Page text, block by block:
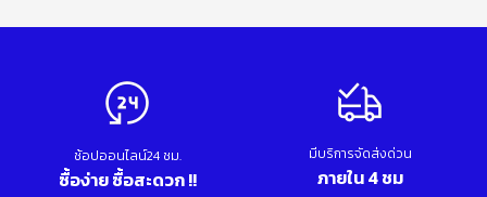
ช้อปออนไลน์24 ชม.
ซื้อง่าย ซื้อสะดวก !!
มีบริการจัดส่งด่วน
ภายใน 4 ชม